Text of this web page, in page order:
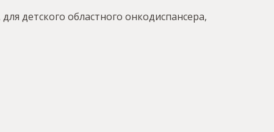
детского областного онкодиспансера,